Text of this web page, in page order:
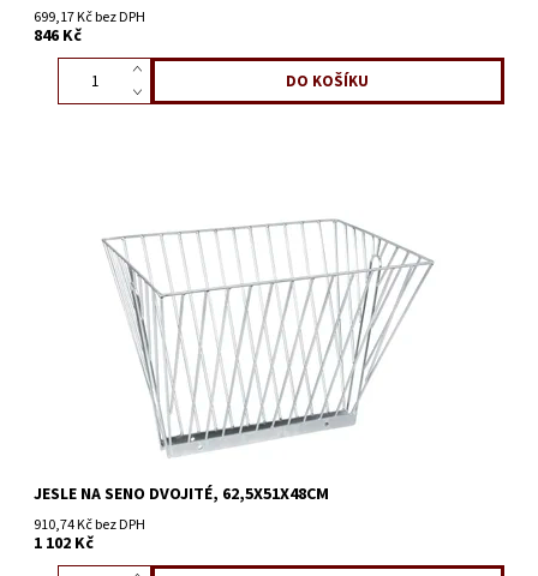
699,17 Kč bez DPH
846 Kč
JESLE NA SENO DVOJITÉ, 62,5X51X48CM
910,74 Kč bez DPH
1 102 Kč